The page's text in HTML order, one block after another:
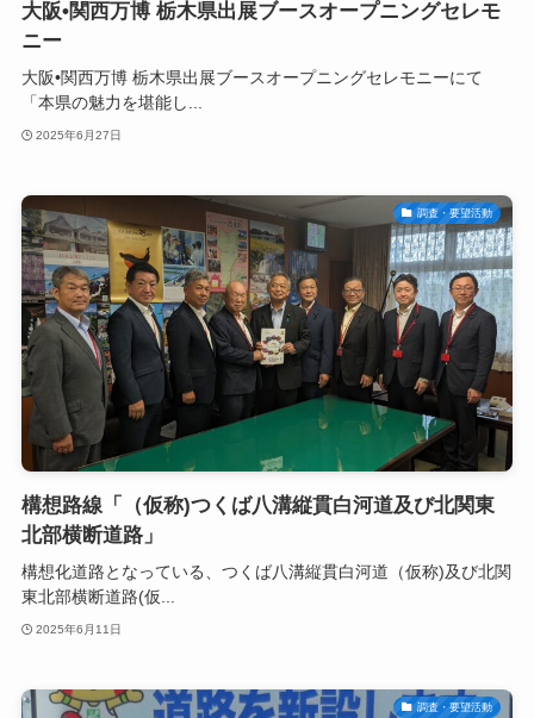
大阪•関西万博 栃木県出展ブースオープニングセレモ
ニー
大阪•関西万博 栃木県出展ブースオープニングセレモニーにて
「本県の魅力を堪能し...
2025年6月27日
調査・要望活動
構想路線「（仮称)つくば八溝縦貫白河道及び北関東
北部横断道路」
構想化道路となっている、つくば八溝縦貫白河道（仮称)及び北関
東北部横断道路(仮...
2025年6月11日
調査・要望活動